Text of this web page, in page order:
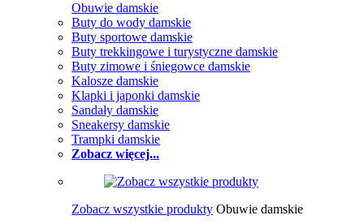
Obuwie damskie
Buty do wody damskie
Buty sportowe damskie
Buty trekkingowe i turystyczne damskie
Buty zimowe i śniegowce damskie
Kalosze damskie
Klapki i japonki damskie
Sandały damskie
Sneakersy damskie
Trampki damskie
Zobacz więcej...
Zobacz wszystkie produkty Obuwie damskie